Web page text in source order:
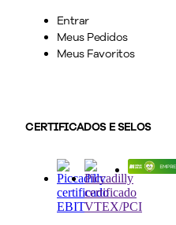
Entrar
Meus Pedidos
Meus Favoritos
CERTIFICADOS E SELOS